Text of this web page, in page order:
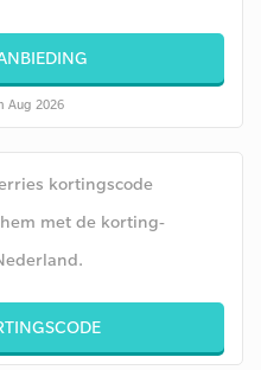
Aug 2026
kortingscode
met de korting-